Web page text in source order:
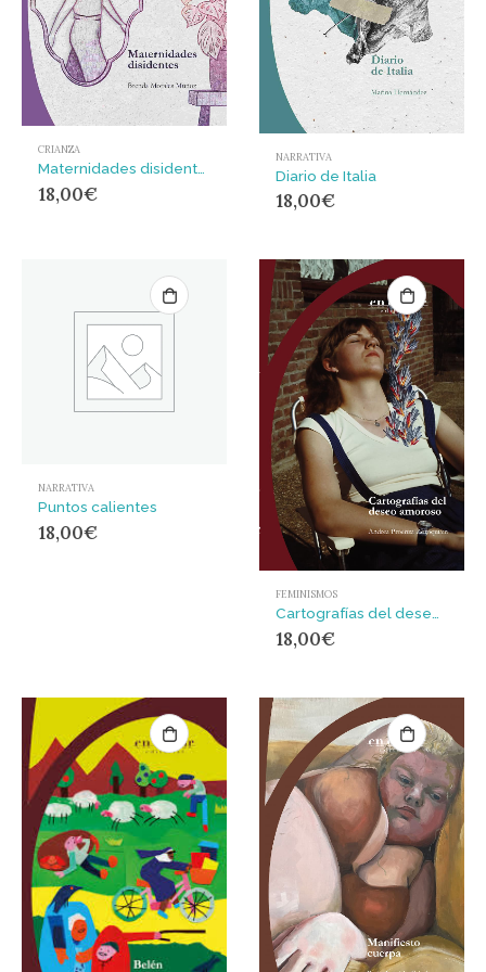
CRIANZA
Maternidades disidentes
18,00€
NARRATIVA
Diario de Italia
18,00€
NARRATIVA
Puntos calientes
18,00€
FEMINISMOS
Cartografías del deseo amoroso
18,00€